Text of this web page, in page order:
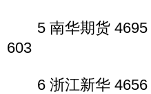
5 南华期货 4695
603
6 浙江新华 4656